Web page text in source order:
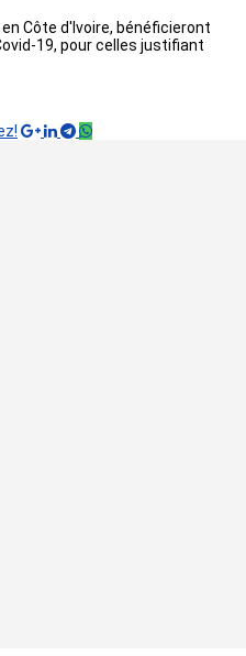
Côte d'Ivoire, bénéficieront
19, pour celles justifiant